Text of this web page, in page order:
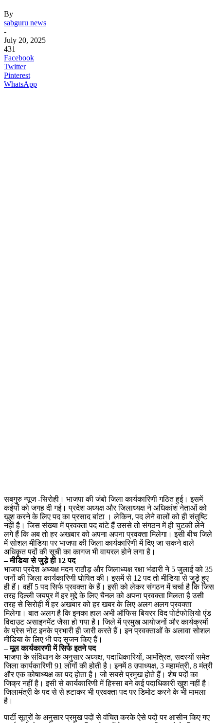
By
sabguru news
-
July 20, 2025
431
Facebook
Twitter
Pinterest
WhatsApp
सबगुरु न्यूज -सिरोही। भाजपा की जंबो जिला कार्यकारिणी गठित हुई। इसमें
कईयों को जगह दी गई। प्रदेश अध्यक्ष और जिलाध्यक्ष ने अधिकांश नेताओं को
खुश करने के लिए पद का प्रसाद बांटा । लेकिन, पद लेने वालों को ही संतुष्टि
नहीं है। जिस संख्या में प्रवक्ता पद बांटे हैं उससे तो संगठन में ही चुटकी लेने
लगे हैं कि अब तो हर अखबार को अपना अपना प्रवक्ता मिलेगा। इसी बीच जिले
में सोशल मीडिया पर भाजपा की जिला कार्यकारिणी में दिए जा सकने वाले
अधिकृत पदों की सूची का कागज भी वायरल होने लगा है।
– मीडिया से जुड़े ही 12 पद
भाजपा प्रदेश अध्यक्ष मदन राठौड़ और जिलाध्यक्ष रक्षा भंडारी ने 5 जुलाई को 35
जनों की जिला कार्यकारिणी घोषित की। इसमें से 12 पद तो मीडिया से जुड़े हुए
ही हैं। वहीं 5 पद सिर्फ प्रवक्ता के हैं। इसी को लेकर संगठन में चर्चा है कि जिस
तरह दिल्ली जयपुर में हर मुद्दे के लिए चैनल को अपना प्रवक्ता मिलता है उसी
तरह से सिरोही में हर अखबार को हर खबर के लिए अलग अलग प्रवक्ता
मिलेगा। बात अलग है कि इनका हाल अभी ऑफिस बियरर विद पोर्टफोलियो एंड
विदाउट असाइनमेंट जैसा हो गया है। जिले में प्रमुख आयोजनों और कार्यक्रमों
के प्रेस नोट इनके प्रभारी ही जारी करते हैं। इन प्रवक्ताओं के अलावा सोशल
मीडिया के लिए भी पद सृजन किए हैं।
– मूल कार्यकारणी में सिर्फ इतने पद
भाजपा के संविधान के अनुसार अध्यक्ष, पदाधिकारियों, आमंत्रित, सदस्यों समेत
जिला कार्यकारिणी 91 लोगों की होती है। इनमें 8 उपाध्यक्ष, 3 महामंत्री, 8 मंत्री
और एक कोषाध्यक्ष का पद होता है। जो सबसे प्रमुख होते हैं। शेष पदों का
जिक्र नहीं है। इसी से कार्यकारिणी में हिस्सा बने कई पदाधिकारी खुश नहीं है।
जिलामंत्री के पद से से हटाकर भी प्रवक्ता पद पर डिमोट करने के भी मामला
है।
पार्टी सूत्रों के अनुसार प्रमुख पदों से वंचित करके ऐसे पदों पर आसीन किए गए